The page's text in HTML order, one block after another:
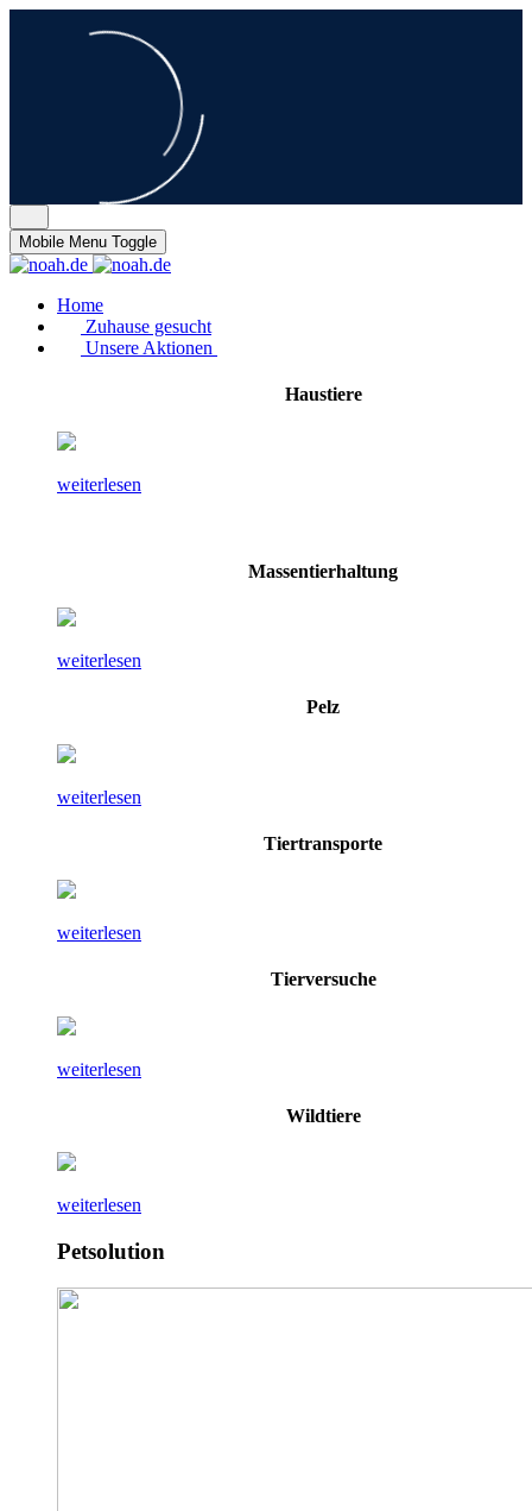
Mobile Menu Toggle
Home
Zuhause gesucht
Unsere Aktionen
Haustiere
weiterlesen
Massentierhaltung
weiterlesen
Pelz
weiterlesen
Tiertransporte
weiterlesen
Tierversuche
weiterlesen
Wildtiere
weiterlesen
Petsolution